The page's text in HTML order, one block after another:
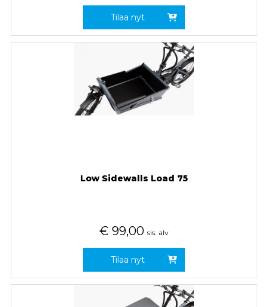
Tilaa nyt
Low Sidewalls Load 75
€ 99,00 sis. alv
Tilaa nyt